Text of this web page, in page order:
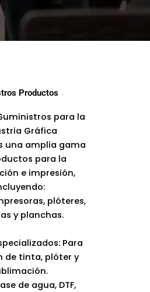
Productos
para la
Gráfica
una amplia gama
para la
e impresión,
plóteres,
y planchas.
Para
de tinta, plóter y
de agua, DTF,